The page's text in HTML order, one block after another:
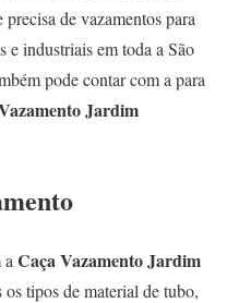
de vazamentos para
e industriais em toda a São
pode contar com a para
Jardim
Caça Vazamento Jardim
tipos de material de tubo,